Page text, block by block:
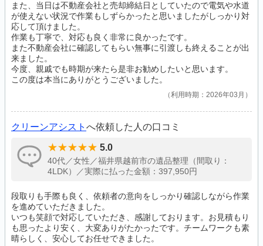
また、当日は不動産会社と売却締結日としていたので電気や水道
が使えない状況で作業もしずらかったと思いましたがしっかり対
応して頂けました。
作業も丁寧で、対応も良く非常に良かったです。
また不動産会社に確認してもらい無事に引渡しも終えることが出
来ました。
今度、親戚でも時期が来たら是非お勧めしたいと思います。
この度は本当にありがとうございました。
利用時期：2026年03月
クリーンアシスト へ依頼した人の口コミ
5.0
40代／女性／福井県越前市の遺品整理（間取り：
4LDK）／実際に払った金額：397,950円
段取りも手際も良く、依頼者の意向をしっかり確認しながら作業
を進めていただきました。
いつも笑顔で対応していただき、感謝しております。お見積もり
も思ったより安く、大変ありがたかったです。チームワークも素
晴らしく、安心してお任せできました。